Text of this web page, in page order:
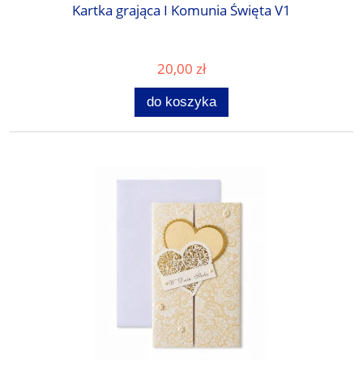
Kartka grająca I Komunia Święta V1
20,00 zł
do koszyka